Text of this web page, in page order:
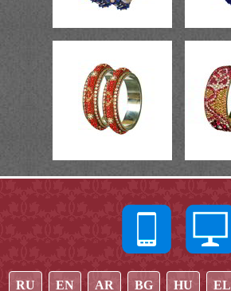
RU EN AR BG HU EL